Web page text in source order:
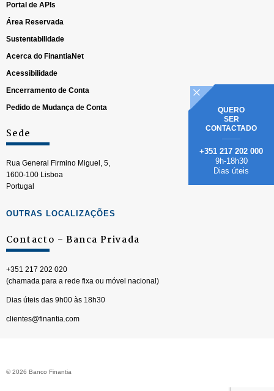
QUERO
SER
CONTACTADO
+351 217 202 000
9h-18h30
Dias úteis
Portal de APIs
Área Reservada
Sustentabilidade
Acerca do FinantiaNet
Acessibilidade
Encerramento de Conta
Pedido de Mudança de Conta
Sede
Rua General Firmino Miguel, 5,
1600-100 Lisboa
Portugal
OUTRAS LOCALIZAÇÕES
Contacto – Banca Privada
+351 217 202 020
(chamada para a rede fixa ou móvel nacional)
Dias úteis das 9h00 às 18h30
clientes@finantia.com
© 2026 Banco Finantia